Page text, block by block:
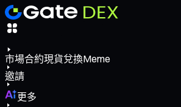
市場合約現貨兌換Meme
邀請
更多